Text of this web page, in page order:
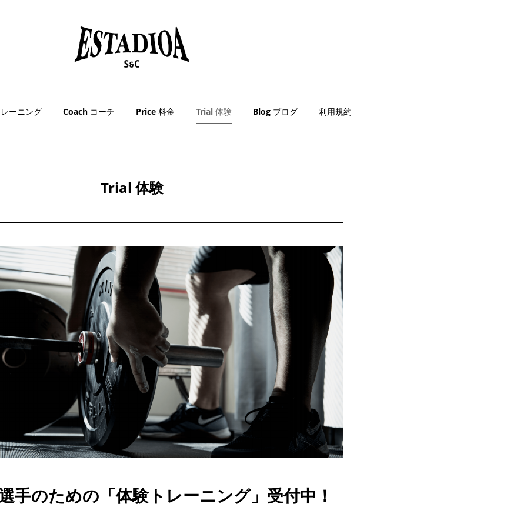
ーニング Coach コーチ Price 料金 Trial 体験 Blog ブログ 利用規約
Trial 体験
手のための「体験トレーニング」受付中！